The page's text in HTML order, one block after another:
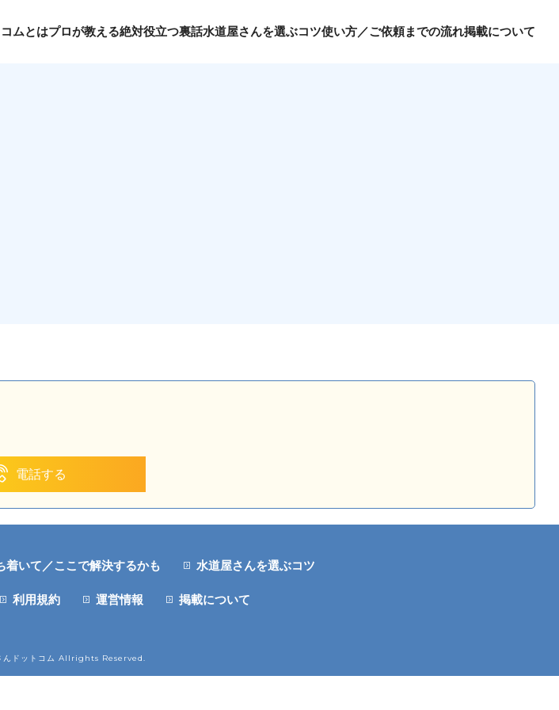
ムとはプロが教える絶対役立つ裏話水道屋さんを選ぶコツ使い方／ご依頼までの流れ掲載について
電話する
着いて／ここで解決するかも 水道屋さんを選ぶコツ
利用規約 運営情報 掲載について
ドットコム Allrights Reserved.